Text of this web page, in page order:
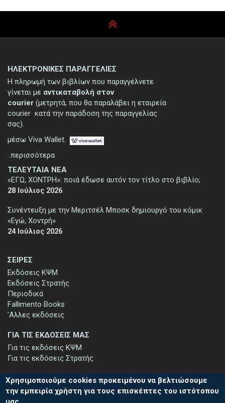
ΣΕΙΡΕΣ
Εκδόσεις ΚΨΜ
Εκδόσεις Στρατής
Περιοδικά
Fallimento Books
'Αλλες εκδόσεις
ΤΕΛΕΥΤΑΙΑ ΝΕΑ
«ΕΓΩ, ΧΟΝΤΡΗ»: ποιά έδωσε αυτόν τον τίτλο στο βιβλίο;
28 Ιούλιος 2026
Συνέντευξη με την Μεριτσέλ Μποσκ δημιουργό του κόμικ
«Εγώ, Χοντρή»
24 Ιούλιος 2026
ΓΙΑ ΤΙΣ ΕΚΔΟΣΕΙΣ ΜΑΣ
Για τις εκδόσεις ΚΨΜ
Για τις εκδόσεις Στρατής
ΗΛΕΚΤΡΟΝΙΚΕΣ ΠΑΡΑΓΓΕΛΙΕΣ
Η πληρωμή των βιβλίων που παραγγέλνετε
γίνεται με αντικαταβολή στον
courier (μετρητά, που θα παραλάβει η εταιρεία
courier κατά την παράδοση της παραγγελίας
σας).
μέσω Viva Wallet.
..περισσότερα
Χρησιμοποιούμε cookies προκειμένου να βελτιώσουμε
την εμπειρία χρήστη για τους επισκέπτες του ιστότοπου